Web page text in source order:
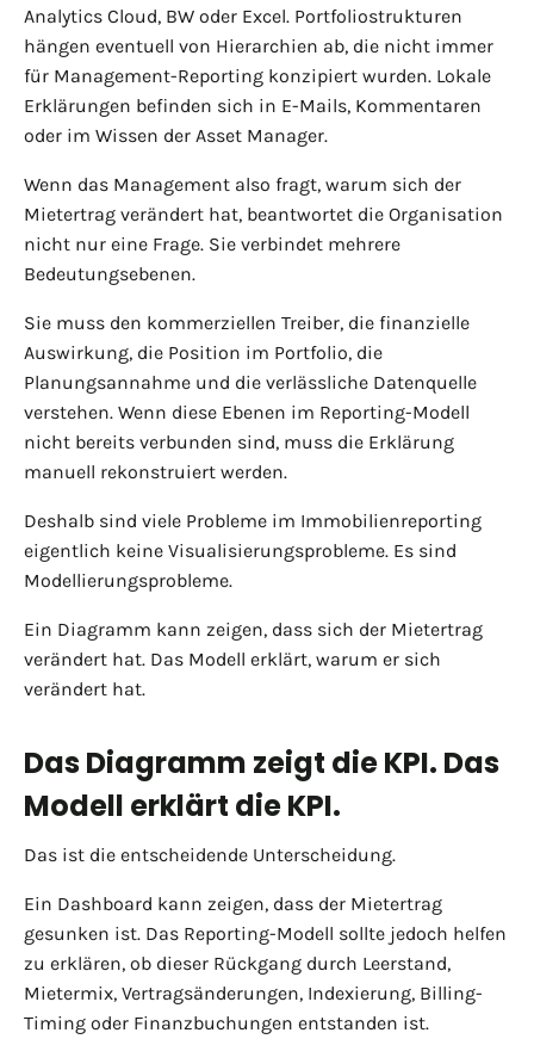
Analytics Cloud, BW oder Excel. Portfoliostrukturen
hängen eventuell von Hierarchien ab, die nicht immer
für Management-Reporting konzipiert wurden. Lokale
Erklärungen befinden sich in E-Mails, Kommentaren
oder im Wissen der Asset Manager.
Wenn das Management also fragt, warum sich der
Mietertrag verändert hat, beantwortet die Organisation
nicht nur eine Frage. Sie verbindet mehrere
Bedeutungsebenen.
Sie muss den kommerziellen Treiber, die finanzielle
Auswirkung, die Position im Portfolio, die
Planungsannahme und die verlässliche Datenquelle
verstehen. Wenn diese Ebenen im Reporting-Modell
nicht bereits verbunden sind, muss die Erklärung
manuell rekonstruiert werden.
Deshalb sind viele Probleme im Immobilienreporting
eigentlich keine Visualisierungsprobleme. Es sind
Modellierungsprobleme.
Ein Diagramm kann zeigen, dass sich der Mietertrag
verändert hat. Das Modell erklärt, warum er sich
verändert hat.
Das Diagramm zeigt die KPI. Das
Modell erklärt die KPI.
Das ist die entscheidende Unterscheidung.
Ein Dashboard kann zeigen, dass der Mietertrag
gesunken ist. Das Reporting-Modell sollte jedoch helfen
zu erklären, ob dieser Rückgang durch Leerstand,
Mietermix, Vertragsänderungen, Indexierung, Billing-
Timing oder Finanzbuchungen entstanden ist.